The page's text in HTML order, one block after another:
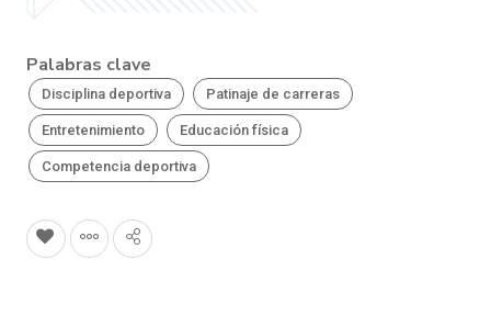
Palabras clave
Disciplina deportiva Patinaje de carreras
Entretenimiento Educación física
Competencia deportiva